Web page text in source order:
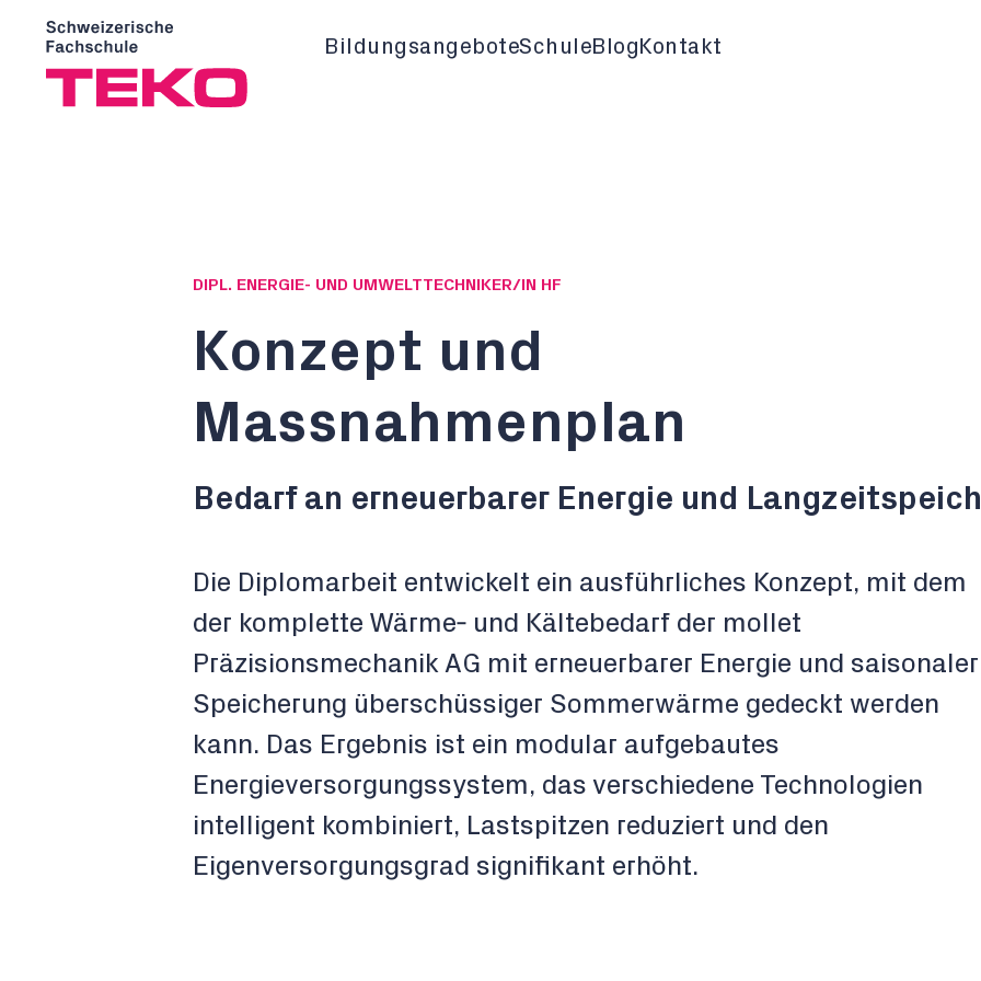
BildungsangeboteSchule Blog Kontakt
DIPL. ENERGIE- UND UMWELTTECHNIKER/IN HF
Konzept und
Massnahmenplan
Bedarf an erneuerbarer Energie und
Die Diplomarbeit entwickelt ein ausführliches Konzept, mit dem
der komplette Wärme‑ und Kältebedarf der mollet
Präzisionsmechanik AG mit erneuerbarer Energie und saisonaler
Speicherung überschüssiger Sommerwärme gedeckt werden
kann. Das Ergebnis ist ein modular aufgebautes
Energieversorgungssystem, das verschiedene Technologien
intelligent kombiniert, Lastspitzen reduziert und den
Eigenversorgungsgrad signifikant erhöht.